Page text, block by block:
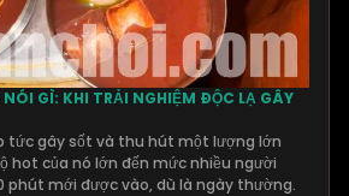
GÌ: KHI TRẢI NGHIỆM ĐỘC LẠ GÂY
tức gây sốt và thu hút một lượng lớn
hot của nó lớn đến mức nhiều người
phút mới được vào, dù là ngày thường.